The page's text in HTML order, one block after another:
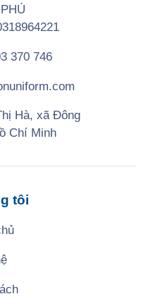
370 746
Hà, xã Đông
Chí Minh
tôi